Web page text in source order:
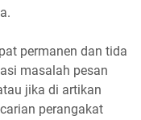
permanen dan tida
masalah pesan
jika di artikan
perangakat